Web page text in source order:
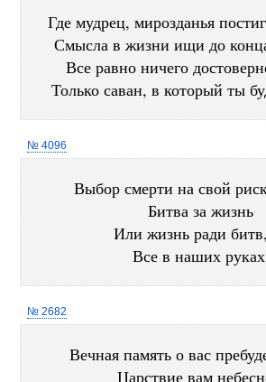
Где мудрец, мирозданья
Смысла в жизни ищи до
Все равно ничего
Только саван, в который ты
№ 4096
Выбор смерти на свой
Битва за жизнь
Или жизнь ради
Все в наших
№ 2682
Вечная память о вас
Царствие вам